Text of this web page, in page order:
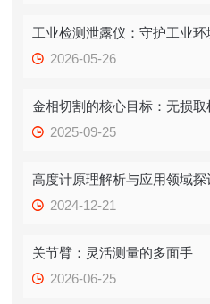
工业检测泄露仪：守护工业环
2026-05-26
金相切割的核心目标：无损取
2025-09-25
高度计原理解析与应用领域探
2024-12-21
关节臂：灵活测量的多面手
2026-06-25